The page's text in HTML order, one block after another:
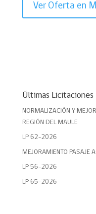
Ver Oferta en
Últimas Licitaciones
NORMALIZACIÓN Y
REGIÓN DEL MAULE
LP 62-2026
MEJORAMIENTO PASAJE
LP 56-2026
LP 65-2026